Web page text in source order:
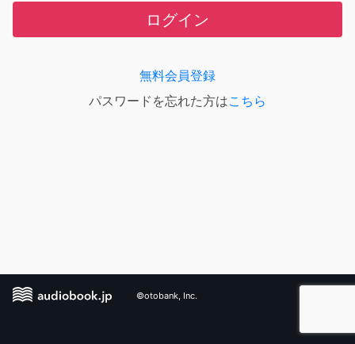
ログイン
無料会員登録
パスワードを忘れた方はこちら
©otobank, Inc.